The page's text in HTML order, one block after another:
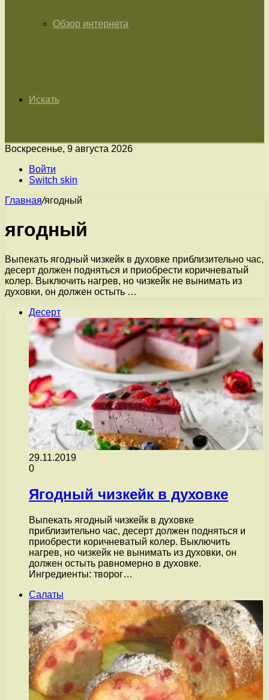
Обзор интернета
Искать
Воскресенье, 9 августа 2026
Войти
Switch skin
Главная/ягодный
ягодный
Выпекать ягодный чизкейк в духовке приблизительно час,
десерт должен подняться и приобрести коричневатый
колер. Выключить нагрев, но чизкейк не вынимать из
духовки, он должен остыть …
Десерт
29.11.2019
0
Ягодный чизкейк в духовке
Выпекать ягодный чизкейк в духовке
приблизительно час, десерт должен подняться и
приобрести коричневатый колер. Выключить
нагрев, но чизкейк не вынимать из духовки, он
должен остыть равномерно в духовке.
Ингредиенты: творог…
Салаты